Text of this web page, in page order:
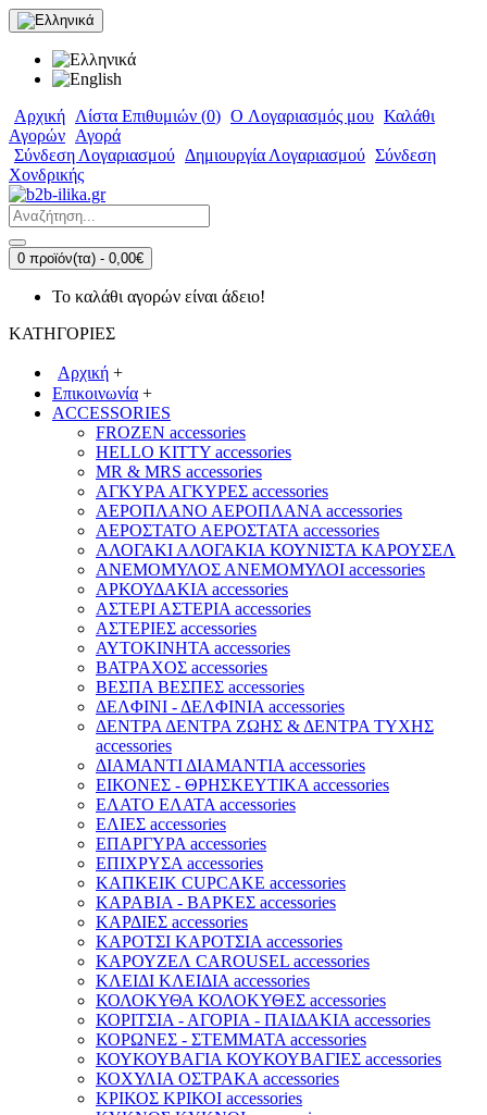
Αρχική Λίστα Επιθυμιών (0) O Λογαριασμός μου Καλάθι
Αγορών Αγορά
Σύνδεση Λογαριασμού Δημιουργία Λογαριασμού Σύνδεση
Χονδρικής
0 προϊόν(τα) - 0,00€
Το καλάθι αγορών είναι άδειο!
ΚΑΤΗΓΟΡΙΕΣ
Αρχική +
Επικοινωνία +
ACCESSORIES
FROZEN accessories
HELLO KITTY accessories
MR & MRS accessories
ΑΓΚΥΡΑ ΑΓΚΥΡΕΣ accessories
ΑΕΡΟΠΛΑΝΟ ΑΕΡΟΠΛΑΝΑ accessories
ΑΕΡΟΣΤΑΤΟ ΑΕΡΟΣΤΑΤΑ accessories
ΑΛΟΓΑΚΙ ΑΛΟΓΑΚΙΑ ΚΟΥΝΙΣΤΑ ΚΑΡΟΥΣΕΛ
ΑΝΕΜΟΜΥΛΟΣ ΑΝΕΜΟΜΥΛΟΙ accessories
ΑΡΚΟΥΔΑΚΙΑ accessories
ΑΣΤΕΡΙ ΑΣΤΕΡΙΑ accessories
ΑΣΤΕΡΙΕΣ accessories
ΑΥΤΟΚΙΝΗΤΑ accessories
ΒΑΤΡΑΧΟΣ accessories
ΒΕΣΠΑ ΒΕΣΠΕΣ accessories
ΔΕΛΦΙΝΙ - ΔΕΛΦΙΝΙΑ accessories
ΔΕΝΤΡΑ ΔΕΝΤΡΑ ΖΩΗΣ & ΔΕΝΤΡΑ ΤΥΧΗΣ
accessories
ΔΙΑΜΑΝΤΙ ΔΙΑΜΑΝΤΙΑ accessories
ΕΙΚΟΝΕΣ - ΘΡΗΣΚΕΥΤΙΚΑ accessories
ΕΛΑΤΟ ΕΛΑΤΑ accessories
ΕΛΙΕΣ accessories
ΕΠΑΡΓΥΡΑ accessories
ΕΠΙΧΡΥΣΑ accessories
ΚΑΠΚΕΙΚ CUPCAKE accessories
ΚΑΡΑΒΙΑ - ΒΑΡΚΕΣ accessories
ΚΑΡΔΙΕΣ accessories
ΚΑΡΟΤΣΙ ΚΑΡΟΤΣΙΑ accessories
ΚΑΡΟΥΖΕΛ CAROUSEL accessories
ΚΛΕΙΔΙ ΚΛΕΙΔΙΑ accessories
ΚΟΛΟΚΥΘΑ ΚΟΛΟΚΥΘΕΣ accessories
ΚΟΡΙΤΣΙΑ - ΑΓΟΡΙΑ - ΠΑΙΔΑΚΙΑ accessories
ΚΟΡΩΝΕΣ - ΣΤΕΜΜΑΤΑ accessories
ΚΟΥΚΟΥΒΑΓΙΑ ΚΟΥΚΟΥΒΑΓΙΕΣ accessories
ΚΟΧΥΛΙΑ ΟΣΤΡΑΚΑ accessories
ΚΡΙΚΟΣ ΚΡΙΚΟΙ accessories